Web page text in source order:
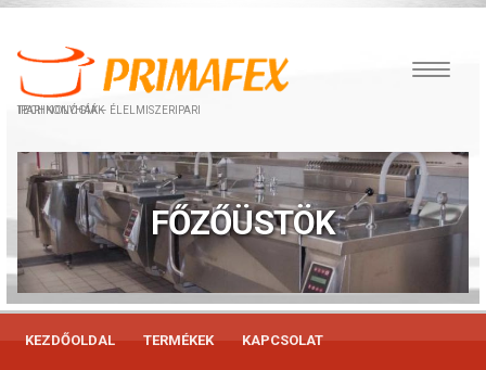
IPARI KONYHÁK – ÉLELMISZERIPARI TECHNOLÓGIÁK
FŐZŐÜSTÖK
KEZDŐOLDAL TERMÉKEK KAPCSOLAT